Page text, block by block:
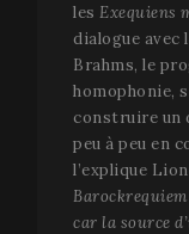
les Exequiens
dialogue avec
Brahms, le
homophonie,
construire un
peu à peu en
l’explique
Barockrequiem
car la source